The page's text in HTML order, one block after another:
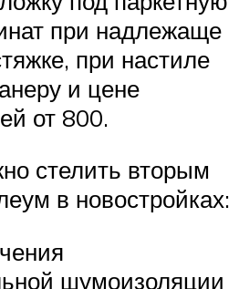
при надлежаще
при настиле
и цене
от 800.
стелить вторым
в новостройках:
шумоизоляции